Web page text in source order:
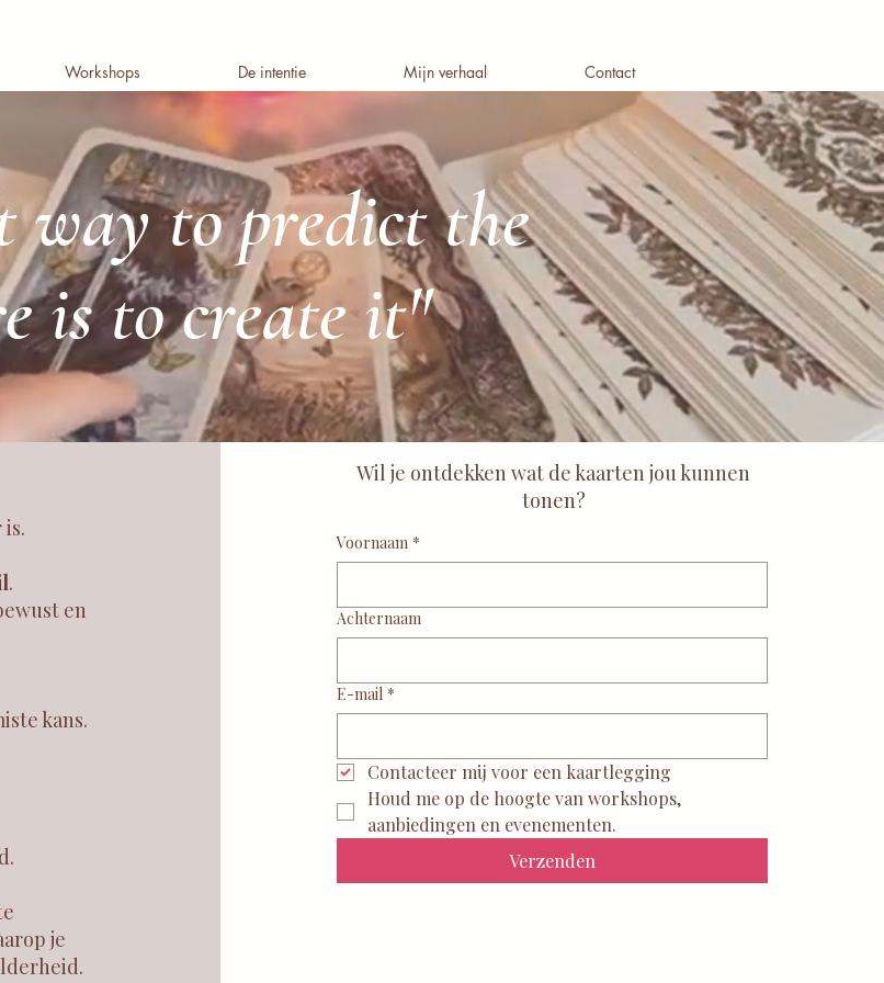
Workshops De intentie Mijn verhaal Contact
way to predict the
is to create it"
.
en
kans.
je
Voornaam *
Achternaam
E-mail *
Contacteer mij voor een kaartlegging
Houd me op de hoogte van workshops,
aanbiedingen en evenementen.
Verzenden
Wil je ontdekken wat de kaarten jou kunnen
tonen?